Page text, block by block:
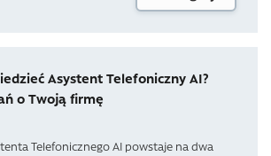
Asystent Telefoniczny AI?
o Twoją firmę
Telefonicznego AI powstaje na dwa